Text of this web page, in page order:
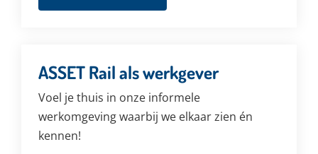
ASSET Rail als werkgever
Voel je thuis in onze informele
werkomgeving waarbij we elkaar zien én
kennen!